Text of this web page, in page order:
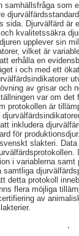
samhällsfråga som
sida. Djurvälfärd är
kvalitetssäkra
upplever sin
vilket är
erhålla en
i och med ett
av grisar och
var om det
protokollen är
inkludera
för
slakteri.
i variablerna samt
detta protokoll
flera möjliga
av